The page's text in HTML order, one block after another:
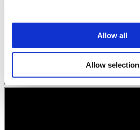
Allow all
Allow selection